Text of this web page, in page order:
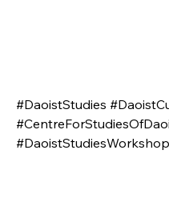
#DaoistStudies
#DaoistStudiesWorkshop